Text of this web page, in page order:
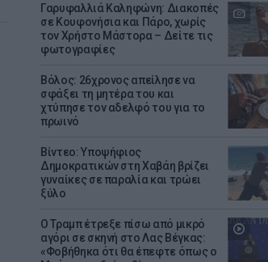
Γαρυφαλλιά Καληφώνη: Διακοπές
σε Κουφονήσια και Πάρο, χωρίς
τον Χρήστο Μάστορα – Δείτε τις
φωτογραφίες
Βόλος: 26χρονος απείλησε να
σφάξει τη μητέρα του και
χτύπησε τον αδελφό του για το
πρωινό
Βίντεο: Υποψήφιος
Δημοκρατικών στη Χαβάη βρίζει
γυναίκες σε παραλία και τρώει
ξύλο
Ο Τραμπ έτρεξε πίσω από μικρό
αγόρι σε σκηνή στο Λας Βέγκας:
«Φοβήθηκα ότι θα έπεφτε όπως ο